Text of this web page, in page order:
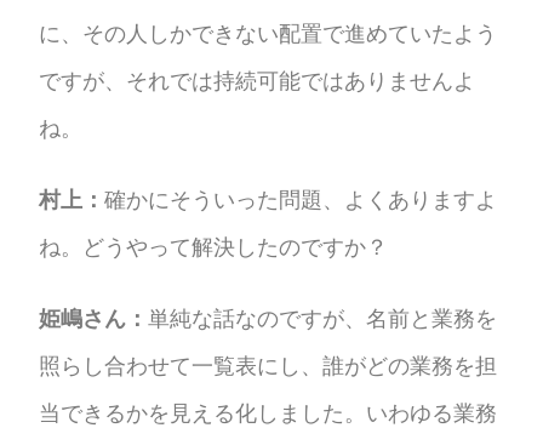
に、その人しかできない配置で進めていたよう
ですが、それでは持続可能ではありませんよ
ね。
村上：確かにそういった問題、よくありますよ
ね。どうやって解決したのですか？
姫嶋さん：単純な話なのですが、名前と業務を
照らし合わせて一覧表にし、誰がどの業務を担
当できるかを見える化しました。いわゆる業務